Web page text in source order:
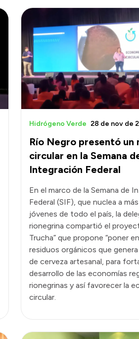
Río Negro presentó un
circular en la Semana
Integración Federal
Hidrógeno Verde 28 de nov de
En el marco de la Semana de
Federal (SIF), que nuclea a
jóvenes de todo el país, la
rionegrina compartió el
Trucha” que propone “poner
residuos orgánicos que
de cerveza artesanal, para
desarrollo de las economías
rionegrinas y así favorecer la
circular.